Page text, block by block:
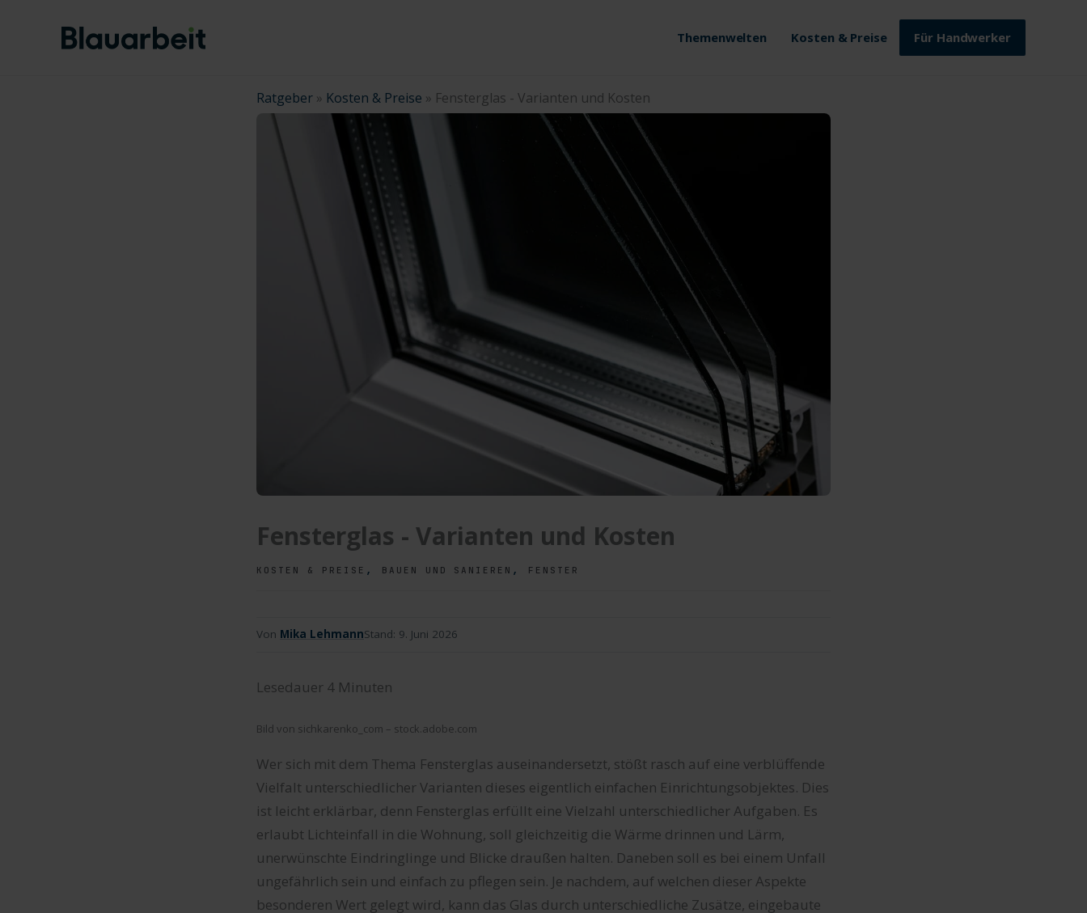
Themenwelten Kosten & Preise Für Handwerker
Ratgeber » Kosten & Preise » Fensterglas - Varianten und Kosten
Fensterglas - Varianten und Kosten
KOSTEN & PREISE , BAUEN UND SANIEREN , FENSTER
Von Mika LehmannStand: 9. Juni 2026
Lesedauer 4 Minuten
Bild von sichkarenko_com – stock.adobe.com
Wer sich mit dem Thema Fensterglas auseinandersetzt, stößt rasch auf eine verblüffende
Vielfalt unterschiedlicher Varianten dieses eigentlich einfachen Einrichtungsobjektes. Dies
ist leicht erklärbar, denn Fensterglas erfüllt eine Vielzahl unterschiedlicher Aufgaben. Es
erlaubt Lichteinfall in die Wohnung, soll gleichzeitig die Wärme drinnen und Lärm,
unerwünschte Eindringlinge und Blicke draußen halten. Daneben soll es bei einem Unfall
ungefährlich sein und einfach zu pflegen sein. Je nachdem, auf welchen dieser Aspekte
besonderen Wert gelegt wird, kann das Glas durch unterschiedliche Zusätze, eingebaute